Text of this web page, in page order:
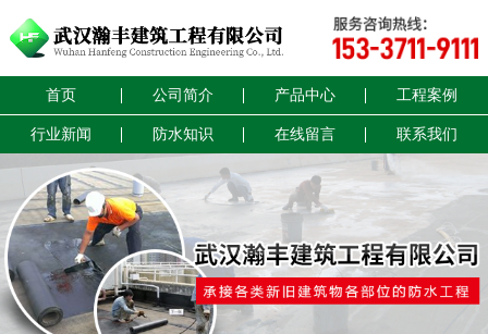
首页 公司简介 产品中心 工程案例
行业新闻 防水知识 在线留言 联系我们